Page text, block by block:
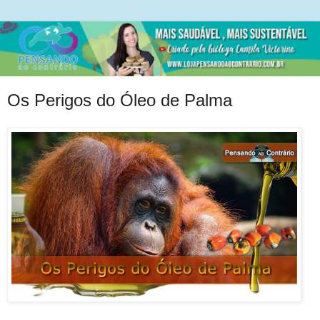
Os Perigos do Óleo de Palma